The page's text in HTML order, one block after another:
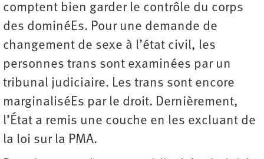
comptent bien garder le contrôle du corps
des dominéEs. Pour une demande de
changement de sexe à l’état civil, les
personnes trans sont examinées par un
tribunal judiciaire. Les trans sont encore
marginaliséEs par le droit. Dernièrement,
l’État a remis une couche en les excluant de
la loi sur la PMA.